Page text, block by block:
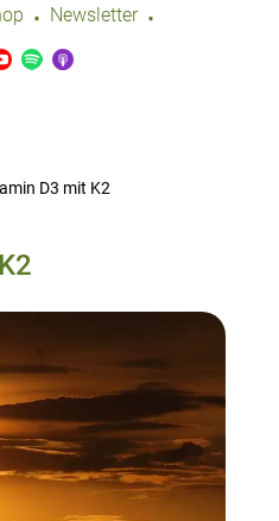
· Newsletter ·
D3 mit K2